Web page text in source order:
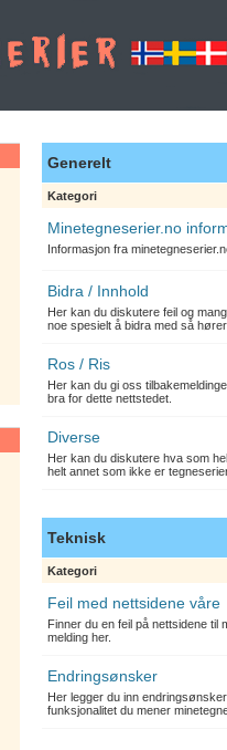
Generelt
Kategori
Minetegneserier.no
Informasjon fra
Bidra / Innhold
Her kan du diskutere feil og
noe spesielt å bidra med så
Ros / Ris
Her kan du gi oss
bra for dette nettstedet.
Diverse
Her kan du diskutere hva som
helt annet som ikke er
Teknisk
Kategori
Feil med nettsidene våre
Finner du en feil på nettsidene til
melding her.
Endringsønsker
Her legger du inn
funksjonalitet du mener